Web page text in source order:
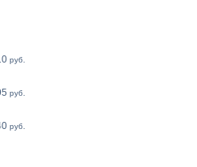
руб.
руб.
руб.